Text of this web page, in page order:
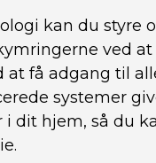
kan du styre
ved
at få adgang til
systemer
dit hjem, så du